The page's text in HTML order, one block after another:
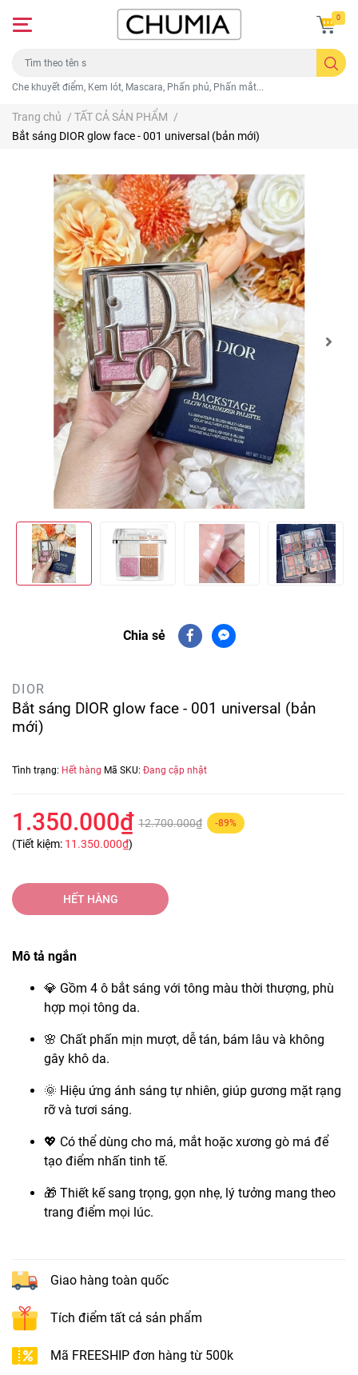
Che khuyết điểm, Kem lót, Mascara, Phấn phủ, Phấn mắt...
0
Trang chủ / TẤT CẢ SẢN PHẨM /
Bắt sáng DIOR glow face - 001 universal (bản mới)
Chia sẻ
DIOR
Bắt sáng DIOR glow face - 001 universal (bản
mới)
Tình trạng: Hết hàng Mã SKU: Đang cập nhật
1.350.000₫ 12.700.000₫ -89%
(Tiết kiệm: 11.350.000₫)
HẾT HÀNG
Mô tả ngắn
💎 Gồm 4 ô bắt sáng với tông màu thời thượng, phù
hợp mọi tông da.
🌸 Chất phấn mịn mượt, dễ tán, bám lâu và không
gây khô da.
🌞 Hiệu ứng ánh sáng tự nhiên, giúp gương mặt rạng
rỡ và tươi sáng.
💖 Có thể dùng cho má, mắt hoặc xương gò má để
tạo điểm nhấn tinh tế.
🎁 Thiết kế sang trọng, gọn nhẹ, lý tưởng mang theo
trang điểm mọi lúc.
Giao hàng toàn quốc
Tích điểm tất cả sản phẩm
Mã FREESHIP đơn hàng từ 500k